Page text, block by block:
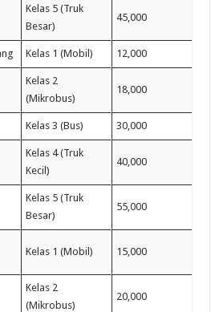
Kelas 5 (Truk
Besar)
45,000
Kelas 1 (Mobil) 12,000
Kelas 2
(Mikrobus)
18,000
Kelas 3 (Bus) 30,000
Kelas 4 (Truk
Kecil)
40,000
Kelas 5 (Truk
Besar)
55,000
Kelas 1 (Mobil) 15,000
Kelas 2
(Mikrobus)
20,000